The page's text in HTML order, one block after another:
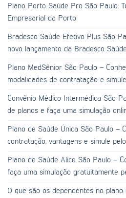
Plano Porto Saúde Pro São Paulo:
Empresarial da Porto
Bradesco Saúde Efetivo Plus São
novo lançamento da Bradesco
Plano MedSênior São Paulo –
modalidades de contratação e
Convênio Médico Intermédica São
de planos e faça uma simulação
Plano de Saúde Única São Paulo –
contratação, vantagens e simule
Plano de Saúde Alice São Paulo –
faça uma simulação gratuitamente
O que são os dependentes no